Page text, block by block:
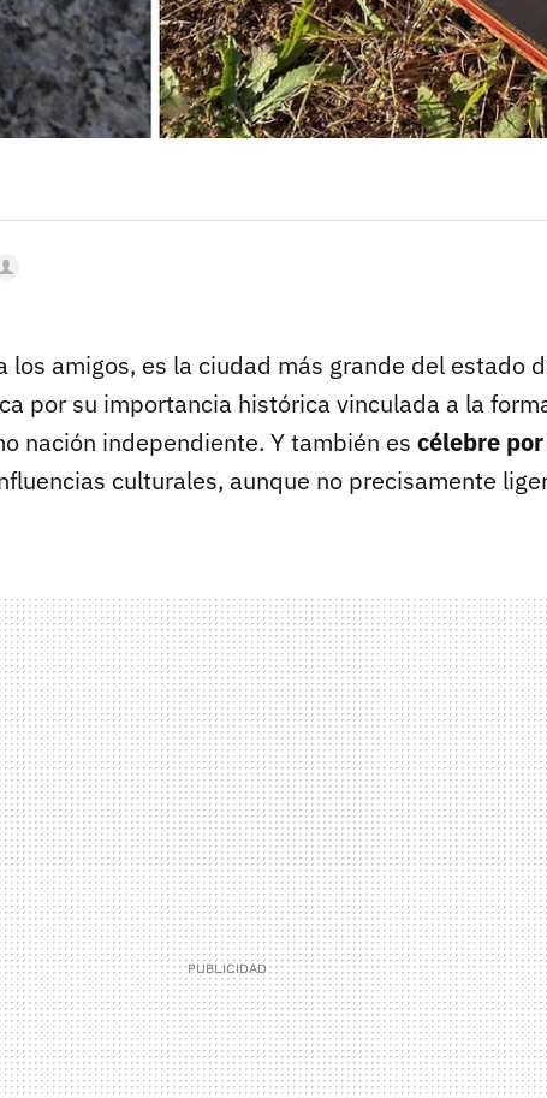
los amigos, es la ciudad más grande del estado
por su importancia histórica vinculada a la
nación independiente. Y también es célebre
culturales, aunque no precisamente